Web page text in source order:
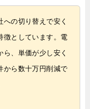
の切り替えで安く
徴としています。電
、単価が少し安く
から数十万円削減で